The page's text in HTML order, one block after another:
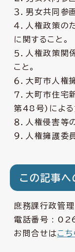
３．男女共同参
４．人権政策
に関すること。
５．人権政策関
こと。
６．大町市人権
７．大町市住
第48号)による
８．人権侵害等
９．人権擁護委
この記事
庶務課行政管理
電話番号 :
お問合せはこち